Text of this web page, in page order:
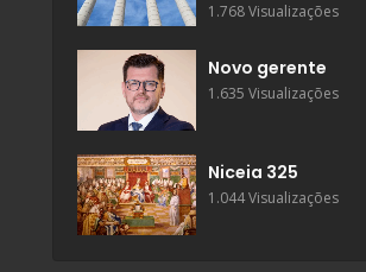
1.768 Visualizações
Novo gerente
1.635 Visualizações
Niceia 325
1.044 Visualizações